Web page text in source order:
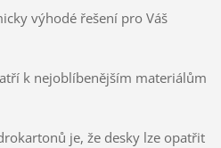
výhodé řešení pro Váš
k nejoblíbenějším materiálům
je, že desky lze opatřit